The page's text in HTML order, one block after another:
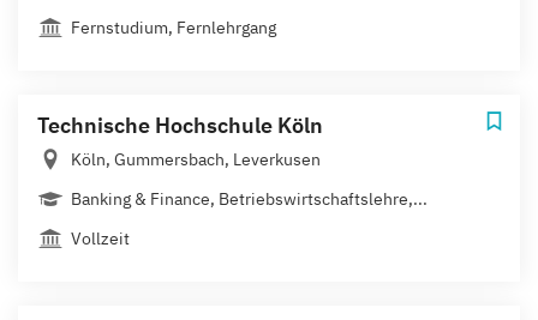
Fernstudium, Fernlehrgang
Technische Hochschule Köln
Köln, Gummersbach, Leverkusen
Banking & Finance, Betriebswirtschaftslehre,...
Vollzeit